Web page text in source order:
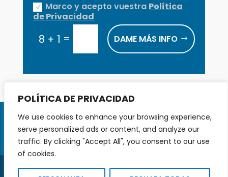
POLÍTICA DE PRIVACIDAD
We use cookies to enhance your browsing experience,
serve personalized ads or content, and analyze our
traffic. By clicking "Accept All", you consent to our use
of cookies.
Marco y acepto vuestra Política
de Privacidad
8 + 1 = DAME MÁS INFO
AVISO LEGAL
POLÍTICA PRIVACIDAD
COOKIES
BOLSA TRABAJO
CONTACTO